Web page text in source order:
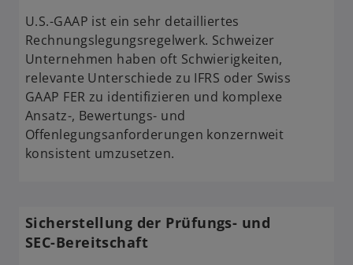
U.S.-GAAP ist ein sehr detailliertes
Rechnungslegungsregelwerk. Schweizer
Unternehmen haben oft Schwierigkeiten,
relevante Unterschiede zu IFRS oder Swiss
GAAP FER zu identifizieren und komplexe
Ansatz-, Bewertungs- und
Offenlegungsanforderungen konzernweit
konsistent umzusetzen.
Sicherstellung der Prüfungs- und
SEC-Bereitschaft